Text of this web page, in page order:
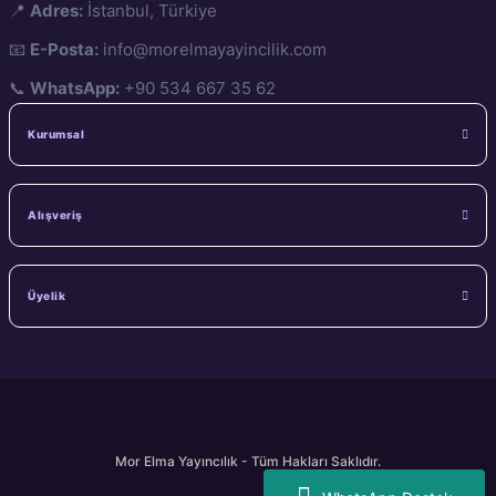
📍 Adres: İstanbul, Türkiye
📧 E-Posta: info@morelmayayincilik.com
📞 WhatsApp: +90 534 667 35 62
Kurumsal
Alışveriş
Üyelik
Mor Elma Yayıncılık - Tüm Hakları Saklıdır.